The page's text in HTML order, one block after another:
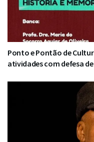
Ponto e Pontão de
atividades com defesa